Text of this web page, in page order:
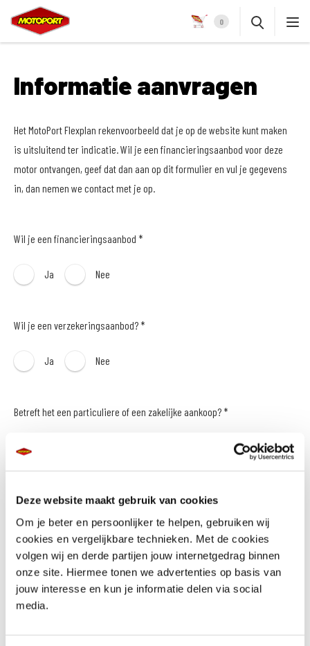
Deze website maakt gebruik van cookies
Om je beter en persoonlijker te helpen, gebruiken wij
cookies en vergelijkbare technieken. Met de cookies
volgen wij en derde partijen jouw internetgedrag binnen
onze site. Hiermee tonen we advertenties op basis van
jouw interesse en kun je informatie delen via social
media.
0
Informatie aanvragen
Het MotoPort Flexplan rekenvoorbeeld dat je op de website kunt maken
is uitsluitend ter indicatie. Wil je een financieringsaanbod voor deze
motor ontvangen, geef dat dan aan op dit formulier en vul je gegevens
in, dan nemen we contact met je op.
Wil je een financieringsaanbod *
Ja Nee
Wil je een verzekeringsaanbod? *
Ja Nee
Betreft het een particuliere of een zakelijke aankoop? *
E-mailadres *